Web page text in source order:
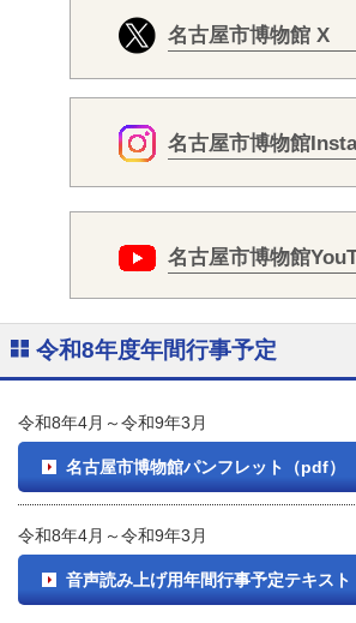
名古屋市博物館 X
名古屋市博物館
名古屋市博物館
令和8年度年間行事予定
令和8年4月～令和9年3月
名古屋市博物館パンフレット（pdf）
令和8年4月～令和9年3月
音声読み上げ用年間行事予定テキスト